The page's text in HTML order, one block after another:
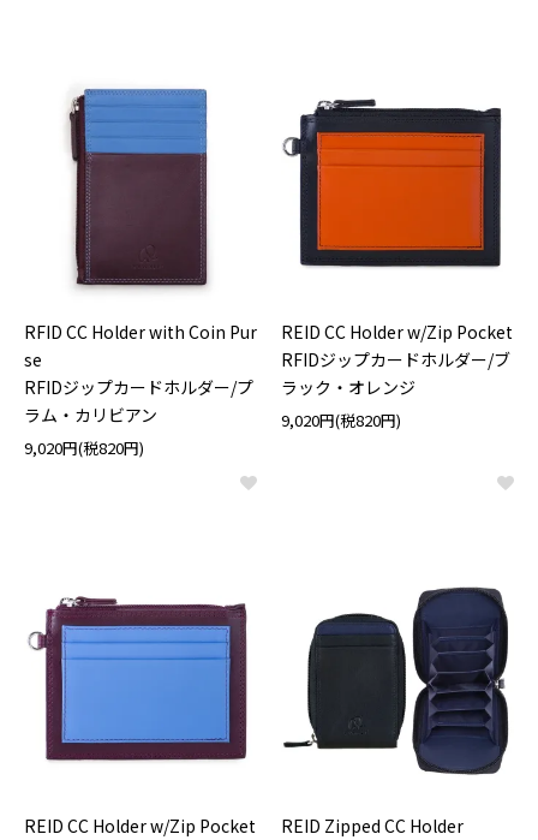
RFID CC Holder with Coin Pur
se
RFIDジップカードホルダー/プ
ラム・カリビアン
9,020円(税820円)
REID CC Holder w/Zip Pocket
RFIDジップカードホルダー/ブ
ラック・オレンジ
9,020円(税820円)
REID CC Holder w/Zip Pocket
REID Zipped CC Holder